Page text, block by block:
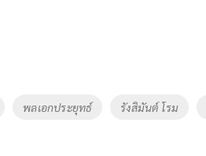
พลเอกประยุทธ์ รังสิมันต์ โรม